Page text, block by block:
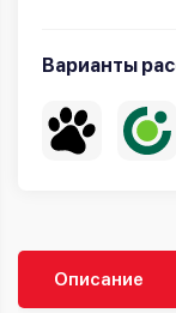
Варианты
Описание